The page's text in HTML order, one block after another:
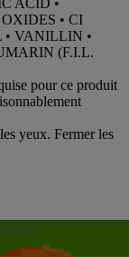
• CI
VANILLIN •
(F.I.L.
pour ce produit
yeux. Fermer les